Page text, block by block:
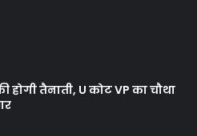
होगी तैनाती, U कोट VP का चौथा